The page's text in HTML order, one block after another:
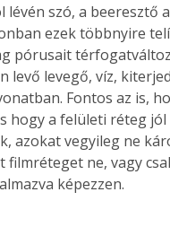
lévén szó, a beeresztő
ezek többnyire
pórusait
levő levegő, víz,
Fontos az is,
hogy a felületi réteg
azokat vegyileg ne
filmréteget ne, vagy
képezzen.